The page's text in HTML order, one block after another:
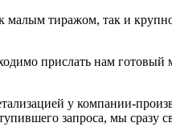
тиражом, так и
прислать нам
у компании-
запроса, мы сразу